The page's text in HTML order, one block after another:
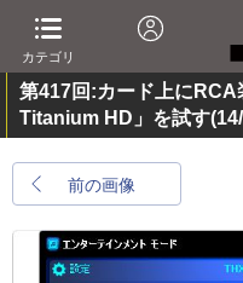
カテゴリ
第417回:カード上に
Titanium HD」を試す
前の画像